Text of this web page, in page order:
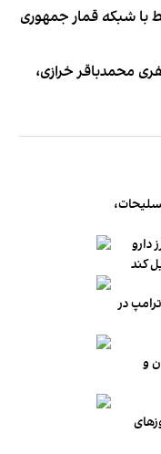
با شبکه قمار جمهوری
محمدباقر خرازی،
در
و